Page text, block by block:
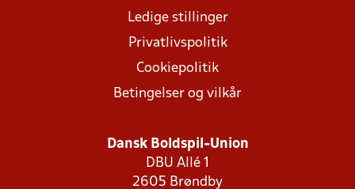
Ledige stillinger
Privatlivspolitik
Cookiepolitik
Betingelser og vilkår
Dansk Boldspil-Union
DBU Allé 1
2605 Brøndby